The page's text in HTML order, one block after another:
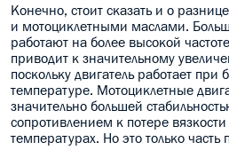
Конечно, стоит сказать и о
и мотоциклетными маслами.
работают на более высокой
приводит к значительному
поскольку двигатель работает при
температуре. Мотоциклетные
значительно большей
сопротивлением к потере
температурах. Но это только часть